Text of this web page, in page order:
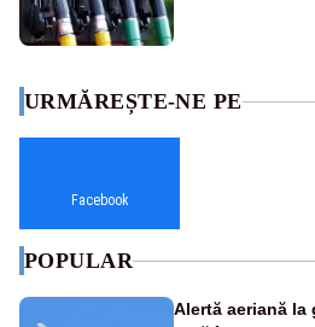
URMĂREȘTE-NE PE
Facebook
POPULAR
Alertă aeriană la